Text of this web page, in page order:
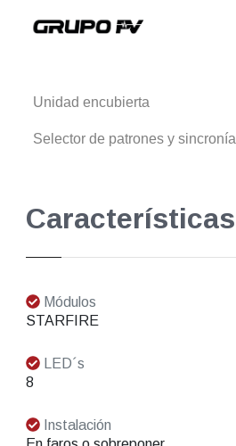
Unidad encubierta
Selector de patrones y sincronía
Características
Módulos
STARFIRE
LED´s
8
Instalación